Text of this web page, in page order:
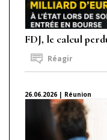
FDJ, le calcul
Réagir
26.06.2026 | Réunion